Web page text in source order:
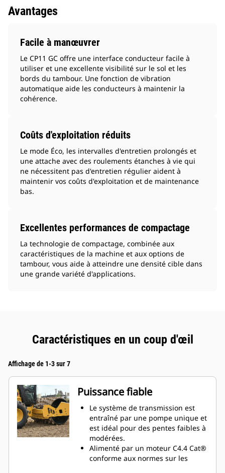
Avantages
Facile à manœuvrer
Le CP11 GC offre une interface conducteur facile à
utiliser et une excellente visibilité sur le sol et les
bords du tambour. Une fonction de vibration
automatique aide les conducteurs à maintenir la
cohérence.
Coûts d'exploitation réduits
Le mode Éco, les intervalles d'entretien prolongés et
une attache avec des roulements étanches à vie qui
ne nécessitent pas d'entretien régulier aident à
maintenir vos coûts d'exploitation et de maintenance
bas.
Excellentes performances de compactage
La technologie de compactage, combinée aux
caractéristiques de la machine et aux options de
tambour, vous aide à atteindre une densité cible dans
une grande variété d'applications.
Caractéristiques en un coup d'œil
Affichage de 1-3 sur 7
Puissance fiable
Le système de transmission est
entraîné par une pompe unique et
est idéal pour des pentes faibles à
modérées.
Alimenté par un moteur C4.4 Cat®
conforme aux normes sur les